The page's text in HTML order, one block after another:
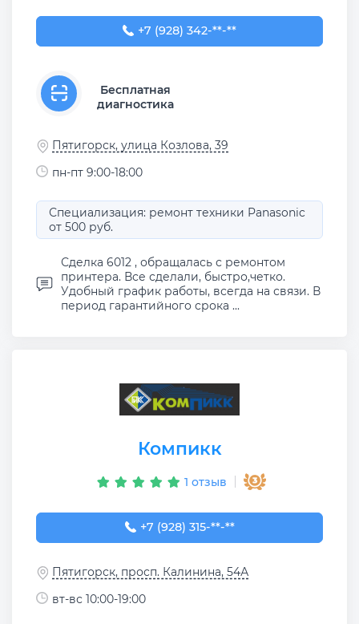
+7 (928) 342-62-33
+7 (928) 342-**-**
Бесплатная
диагностика
Пятигорск, улица Козлова, 39
пн-пт 9:00-18:00
Специализация: ремонт техники Panasonic
от 500 руб.
Сделка 6012 , обращалась с ремонтом
принтера. Все сделали, быстро,четко.
Удобный график работы, всегда на связи. В
период гарантийного срока ...
Компикк
1 отзыв
+7 (928) 315-19-40
+7 (928) 315-**-**
Пятигорск, просп. Калинина, 54А
вт-вс 10:00-19:00